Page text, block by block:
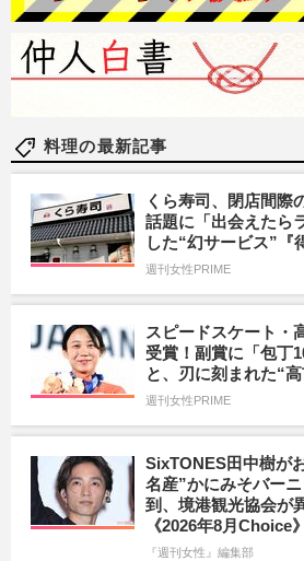
料理の最新記事
くら寿司、閉店間際
話題に「出会えたら
した“幻サービス”『
週刊女性PRIME
スピードスケート・
受賞！副賞に「包丁
と、刃に刻まれた“
週刊女性PRIME
SixTONES田中樹が
名産”かにみそバー
到、境港観光協会が
《2026年8月Choice》
『週刊女性』編集部